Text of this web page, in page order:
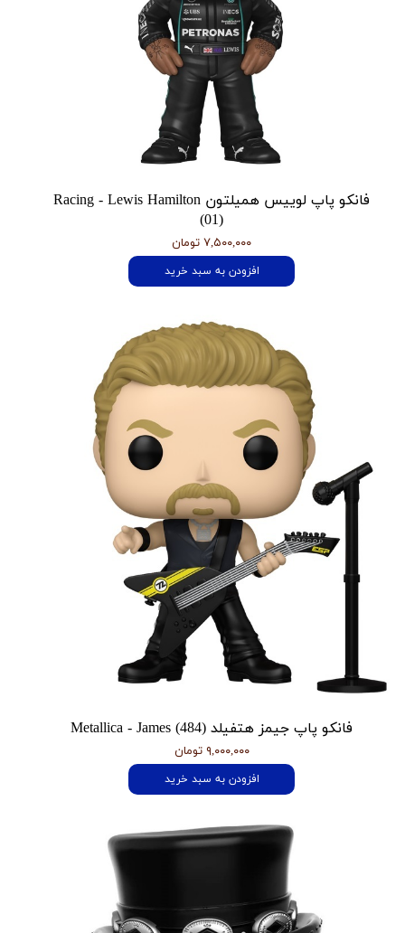
فانکو پاپ لوییس همیلتون Racing - Lewis Hamilton
(01)
۷,۵۰۰,۰۰۰ تومان
افزودن به سبد خرید
فانکو پاپ جیمز هتفیلد Metallica - James (484)
۹,۰۰۰,۰۰۰ تومان
افزودن به سبد خرید